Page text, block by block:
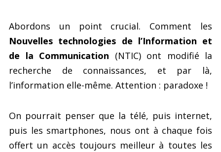
Abordons un point crucial. Comment les
Nouvelles technologies de l’Information et
de la Communication (NTIC) ont modifié la
recherche de connaissances, et par là,
l’information elle-même. Attention : paradoxe !
On pourrait penser que la télé, puis internet,
puis les smartphones, nous ont à chaque fois
offert un accès toujours meilleur à toutes les